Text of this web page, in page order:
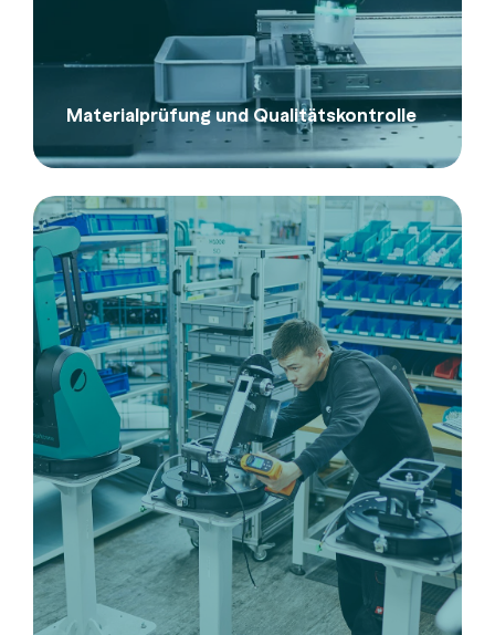
Materialprüfung und Qualitätskontrolle